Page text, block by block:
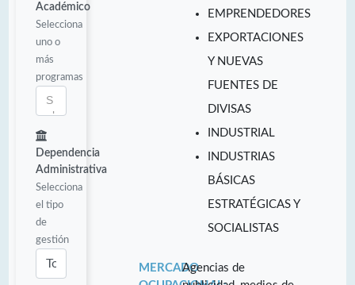
Académico
Selecciona
uno o
más
programas
Dependencia
Administrativa
Selecciona
el tipo
de
gestión
EMPRENDEDORES
EXPORTACIONES
Y NUEVAS
FUENTES DE
DIVISAS
INDUSTRIAL
INDUSTRIAS
BÁSICAS
ESTRATÉGICAS Y
SOCIALISTAS
MERCADOAgencias de